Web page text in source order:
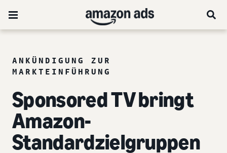
ANKÜNDIGUNG ZUR
MARKTEINFÜHRUNG
Sponsored TV bringt
Amazon-
Standardzielgruppen